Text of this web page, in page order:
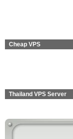
Cheap VPS
Thailand VPS Server